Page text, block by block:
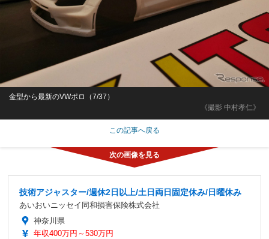
《撮影 中村孝仁》
金型から最新のVWポロ（7/37）
この記事へ戻る
技術アジャスター/週休2日以上/土日両日固定休み/日曜休み
あいおいニッセイ同和損害保険株式会社
神奈川県
年収400万円～530万円